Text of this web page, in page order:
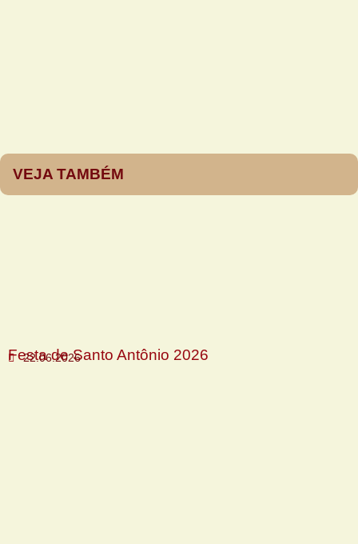
VEJA TAMBÉM
Festa de Santo Antônio 2026
22.06.2026